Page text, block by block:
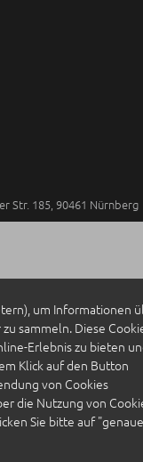
Str. 185, 90461 Nürnberg
um Informationen
sammeln. Diese
Erlebnis zu bieten
Klick auf den Button
von Cookies
die Nutzung von
Sie bitte auf